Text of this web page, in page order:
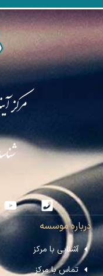
مرکز
درباره موسسه
آشنایی با مرکز
تماس با مرکز